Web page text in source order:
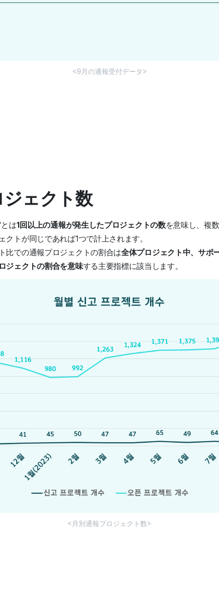
<9月の通報受付データ>
ェクト数
は1回以上の通報が発生したプロジェクトの数を意味し、複
クトが同じであれば1つで計上されます。
比での通報プロジェクトの割合は全体プロジェクト中、サポ
ジェクトの割合を意味する主要指標に該当します。
<月別通報プロジェクト数>